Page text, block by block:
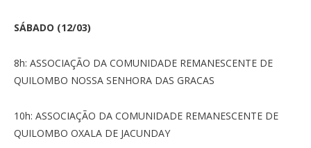
SÁBADO (12/03)
8h: ASSOCIAÇÃO DA COMUNIDADE REMANESCENTE DE
QUILOMBO NOSSA SENHORA DAS GRACAS
10h: ASSOCIAÇÃO DA COMUNIDADE REMANESCENTE DE
QUILOMBO OXALA DE JACUNDAY